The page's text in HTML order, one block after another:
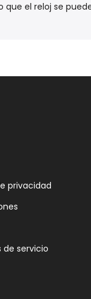
que el reloj se
privacidad
de servicio